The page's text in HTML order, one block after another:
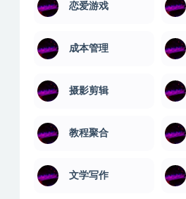
恋爱游戏
成本管理
摄影剪辑
教程聚合
文学写作